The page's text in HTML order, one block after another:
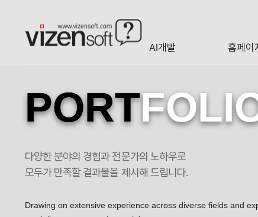
AI개발 홈페이
한국교육시설안전원 포트폴리오
PORT
다양한 분야의 경험과 전문가의 노하우로
모두가 만족할 결과물을 제시해 드립니다.
Drawing on extensive experience across diverse fields and